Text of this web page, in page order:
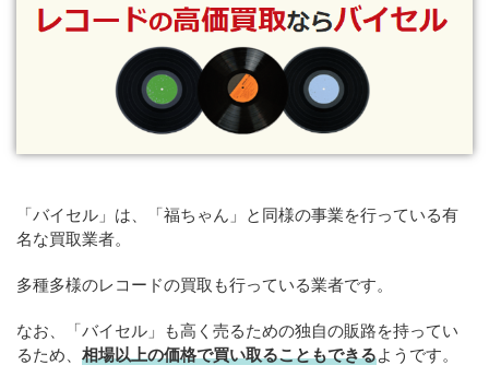
「バイセル」は、「福ちゃん」と同様の事業を行っている有
名な買取業者。
多種多様のレコードの買取も行っている業者です。
なお、「バイセル」も高く売るための独自の販路を持ってい
るため、 相場以上の価格で買い取ることもできるようです。